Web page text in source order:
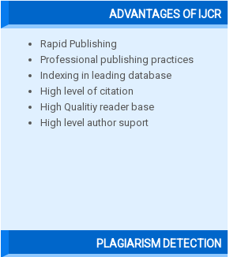
ADVANTAGES OF IJCR
Rapid Publishing
Professional publishing practices
Indexing in leading database
High level of citation
High Qualitiy reader base
High level author suport
PLAGIARISM DETECTION